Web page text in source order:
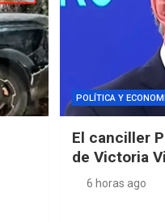
POLÍTICA Y
El canciller
de Victoria
6 horas ago